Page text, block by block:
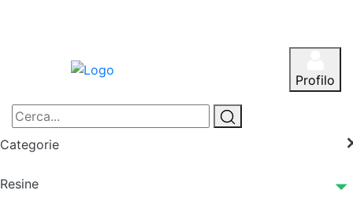
Profilo
Categorie
Resine